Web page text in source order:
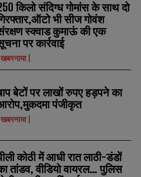
किलो संदिग्ध गोमांस के साथ दो
भी सीज गोवंश
स्क्वाड कुमाऊं की एक
पर कार्रवाई
खबरनामा
बेटों पर लाखों रुपए हड़पने का
पंजीकृत
खबरनामा
कोठी में आधी रात लाठी-डंडों
तांडव, वीडियो वायरल… पुलिस